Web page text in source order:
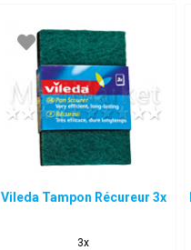
Vileda Tampon Récureur 3x
3x